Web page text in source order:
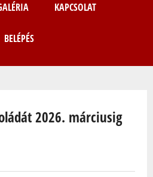
KAPCSOLAT
BELÉPÉS
2026. márciusig